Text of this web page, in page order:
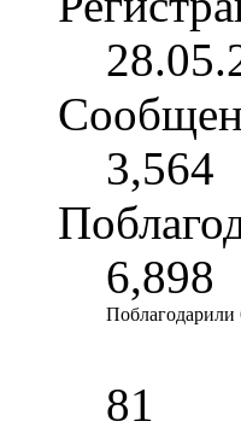
3,564
6,898
Поблагодарили
81